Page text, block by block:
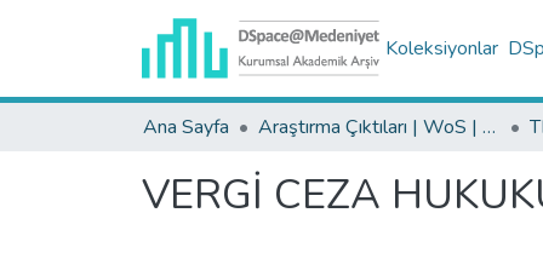
Koleksiyonlar
Ana Sayfa Araştırma Çıktıları | WoS | Scopus | TR-Dizin | PubMed
VERGİ CEZA